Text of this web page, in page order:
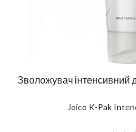
Зволожувач інтенсивний
Joico K-Pak